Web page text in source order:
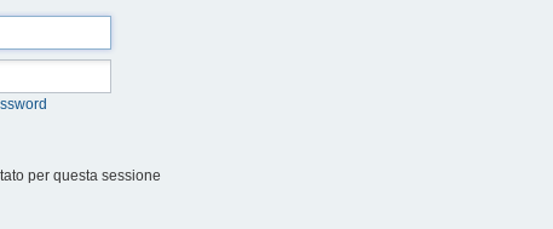
per questa sessione